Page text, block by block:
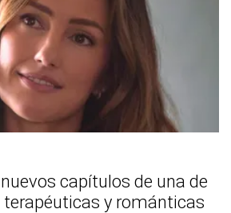
capítulos de una de
y románticas